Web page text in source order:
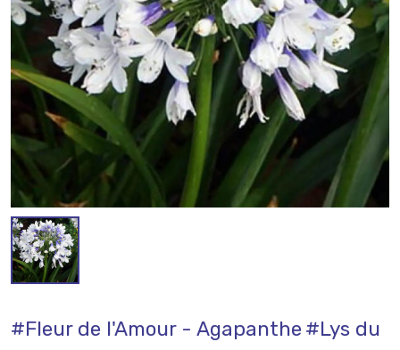
#Fleur de l'Amour - Agapanthe#Lys du